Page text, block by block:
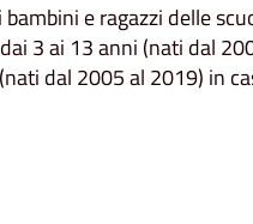
e ragazzi delle
3 ai 13 anni (nati dal
dal 2005 al 2019) in